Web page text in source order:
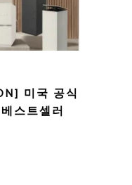
미국 공식
스트셀러